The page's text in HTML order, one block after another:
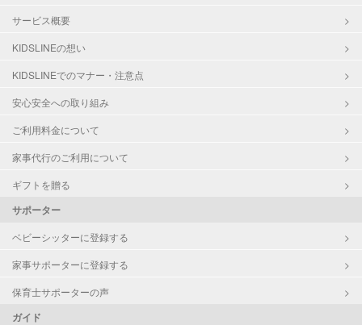
サービス概要
KIDSLINEの想い
KIDSLINEでのマナー・注意点
安心安全への取り組み
ご利用料金について
家事代行のご利用について
ギフトを贈る
サポーター
ベビーシッターに登録する
家事サポーターに登録する
保育士サポーターの声
ガイド